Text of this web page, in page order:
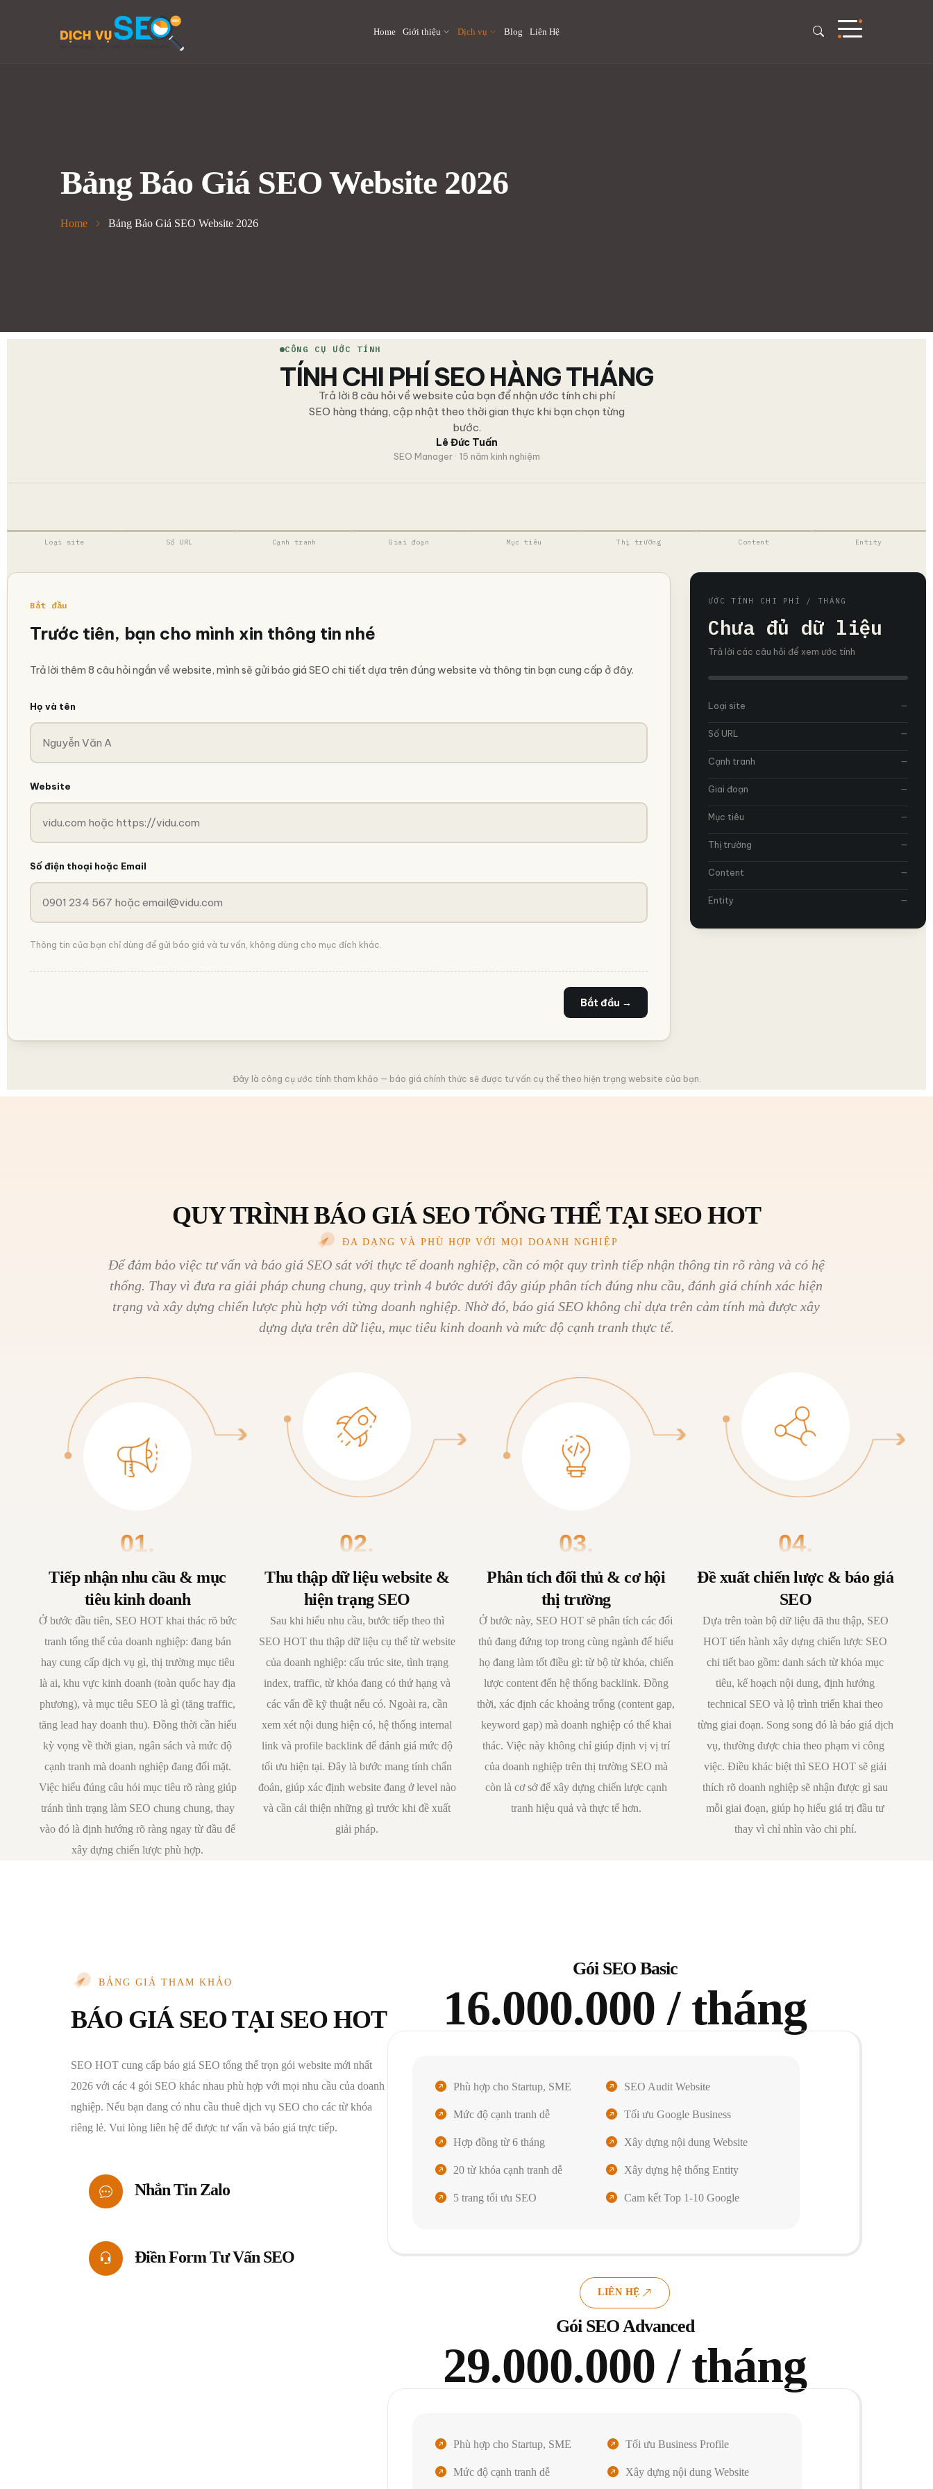
Home Giới thiệu Dịch vụ Blog Liên Hệ
Bảng Báo Giá SEO Website 2026
Home Bảng Báo Giá SEO Website 2026
CÔNG CỤ ƯỚC TÍNH
TÍNH CHI PHÍ SEO HÀNG THÁNG
Trả lời 8 câu hỏi về website của bạn để nhận ước tính chi phí
SEO hàng tháng, cập nhật theo thời gian thực khi bạn chọn từng
bước.
Lê Đức Tuấn
SEO Manager · 15 năm kinh nghiệm
Loại site Số URL Cạnh tranh Giai đoạn Mục tiêu Thị trường Content Entity
Bắt đầu
Trước tiên, bạn cho mình xin thông tin nhé
Trả lời thêm 8 câu hỏi ngắn về website, mình sẽ gửi báo giá SEO chi tiết dựa trên đúng website và thông tin bạn cung cấp ở đây.
Họ và tên
Website
Số điện thoại hoặc Email
Thông tin của bạn chỉ dùng để gửi báo giá và tư vấn, không dùng cho mục đích khác.
Bắt đầu →
ƯỚC TÍNH CHI PHÍ / THÁNG
Chưa đủ dữ liệu
Trả lời các câu hỏi để xem ước tính
Loại site —
Số URL —
Cạnh tranh —
Giai đoạn —
Mục tiêu —
Thị trường —
Content —
Entity —
Đây là công cụ ước tính tham khảo — báo giá chính thức sẽ được tư vấn cụ thể theo hiện trạng website của bạn.
QUY TRÌNH BÁO GIÁ SEO TỔNG THỂ TẠI SEO HOT
ĐA DẠNG VÀ PHÙ HỢP VỚI MỌI DOANH NGHIỆP
Để đảm bảo việc tư vấn và báo giá SEO sát với thực tế doanh nghiệp, cần có một quy trình tiếp nhận thông tin rõ ràng và có hệ
thống. Thay vì đưa ra giải pháp chung chung, quy trình 4 bước dưới đây giúp phân tích đúng nhu cầu, đánh giá chính xác hiện
trạng và xây dựng chiến lược phù hợp với từng doanh nghiệp. Nhờ đó, báo giá SEO không chỉ dựa trên cảm tính mà được xây
dựng dựa trên dữ liệu, mục tiêu kinh doanh và mức độ cạnh tranh thực tế.
01.
Tiếp nhận nhu cầu & mục
tiêu kinh doanh
Ở bước đầu tiên, SEO HOT khai thác rõ bức
tranh tổng thể của doanh nghiệp: đang bán
hay cung cấp dịch vụ gì, thị trường mục tiêu
là ai, khu vực kinh doanh (toàn quốc hay địa
phương), và mục tiêu SEO là gì (tăng traffic,
tăng lead hay doanh thu). Đồng thời cần hiểu
kỳ vọng về thời gian, ngân sách và mức độ
cạnh tranh mà doanh nghiệp đang đối mặt.
Việc hiểu đúng câu hỏi mục tiêu rõ ràng giúp
tránh tình trạng làm SEO chung chung, thay
vào đó là định hướng rõ ràng ngay từ đầu để
xây dựng chiến lược phù hợp.
02.
Thu thập dữ liệu website &
hiện trạng SEO
Sau khi hiểu nhu cầu, bước tiếp theo thì
SEO HOT thu thập dữ liệu cụ thể từ website
của doanh nghiệp: cấu trúc site, tình trạng
index, traffic, từ khóa đang có thứ hạng và
các vấn đề kỹ thuật nếu có. Ngoài ra, cần
xem xét nội dung hiện có, hệ thống internal
link và profile backlink để đánh giá mức độ
tối ưu hiện tại. Đây là bước mang tính chẩn
đoán, giúp xác định website đang ở level nào
và cần cải thiện những gì trước khi đề xuất
giải pháp.
03.
Phân tích đối thủ & cơ hội
thị trường
Ở bước này, SEO HOT sẽ phân tích các đối
thủ đang đứng top trong cùng ngành để hiểu
họ đang làm tốt điều gì: từ bộ từ khóa, chiến
lược content đến hệ thống backlink. Đồng
thời, xác định các khoảng trống (content gap,
keyword gap) mà doanh nghiệp có thể khai
thác. Việc này không chỉ giúp định vị vị trí
của doanh nghiệp trên thị trường SEO mà
còn là cơ sở để xây dựng chiến lược cạnh
tranh hiệu quả và thực tế hơn.
04.
Đề xuất chiến lược & báo giá
SEO
Dựa trên toàn bộ dữ liệu đã thu thập, SEO
HOT tiến hành xây dựng chiến lược SEO
chi tiết bao gồm: danh sách từ khóa mục
tiêu, kế hoạch nội dung, định hướng
technical SEO và lộ trình triển khai theo
từng giai đoạn. Song song đó là báo giá dịch
vụ, thường được chia theo phạm vi công
việc. Điều khác biệt thì SEO HOT sẽ giải
thích rõ doanh nghiệp sẽ nhận được gì sau
mỗi giai đoạn, giúp họ hiểu giá trị đầu tư
thay vì chỉ nhìn vào chi phí.
BẢNG GIÁ THAM KHẢO
BÁO GIÁ SEO TẠI SEO HOT
SEO HOT cung cấp báo giá SEO tổng thể trọn gói website mới nhất
2026 với các 4 gói SEO khác nhau phù hợp với mọi nhu cầu của doanh
nghiệp. Nếu bạn đang có nhu cầu thuê dịch vụ SEO cho các từ khóa
riêng lẻ. Vui lòng liên hệ để được tư vấn và báo giá trực tiếp.
Nhắn Tin Zalo
Điền Form Tư Vấn SEO
Gói SEO Basic
16.000.000 / tháng
Phù hợp cho Startup, SME
Mức độ cạnh tranh dễ
Hợp đồng từ 6 tháng
20 từ khóa cạnh tranh dễ
5 trang tối ưu SEO
SEO Audit Website
Tối ưu Google Business
Xây dựng nội dung Website
Xây dựng hệ thống Entity
Cam kết Top 1-10 Google
LIÊN HỆ
Gói SEO Advanced
29.000.000 / tháng
Phù hợp cho Startup, SME
Mức độ cạnh tranh dễ
Tối ưu Business Profile
Xây dựng nội dung Website